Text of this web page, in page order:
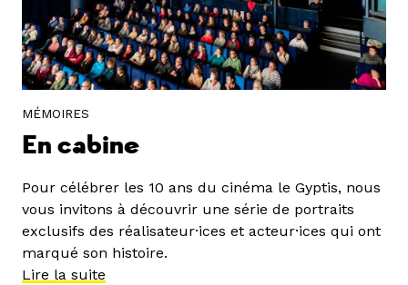
MÉMOIRES
En cabine
Pour célébrer les 10 ans du cinéma le Gyptis, nous
vous invitons à découvrir une série de portraits
exclusifs des réalisateur·ices et acteur·ices qui ont
marqué son histoire.
Lire la suite